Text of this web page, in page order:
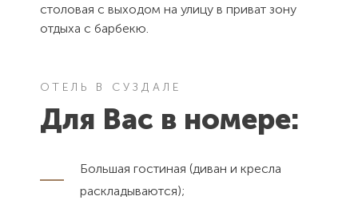
столовая с выходом на улицу в приват зону
отдыха с барбекю.
ОТЕЛЬ В СУЗДАЛЕ
Для Вас в номере:
Большая гостиная (диван и кресла
раскладываются);